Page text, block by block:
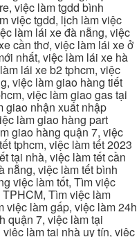
việc làm tgdd bình
việc tgdd, lịch làm việc
làm lái xe đà nẵng, việc
cần thơ, việc làm lái xe ở
nhất, việc làm lái xe hà
lái xe b2 tphcm, việc
việc làm giao hàng tiết
việc làm giao gas tại
giao nhận xuất nhập
làm giao hàng part
giao hàng quận 7, việc
tphcm, việc làm tết 2023
tại nhà, việc làm tết cần
nẵng, việc làm tết bình
việc làm tốt, Tìm việc
Tìm việc làm
việc làm gấp, việc làm 24h
quận 7, việc làm tại
làm tại nhà uy tín, việc